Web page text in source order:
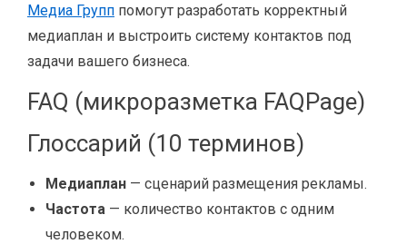
Медиа Групп помогут разработать корректный
медиаплан и выстроить систему контактов под
задачи вашего бизнеса.
FAQ (микроразметка FAQPage)
Глоссарий (10 терминов)
Медиаплан — сценарий размещения рекламы.
Частота — количество контактов с одним
человеком.